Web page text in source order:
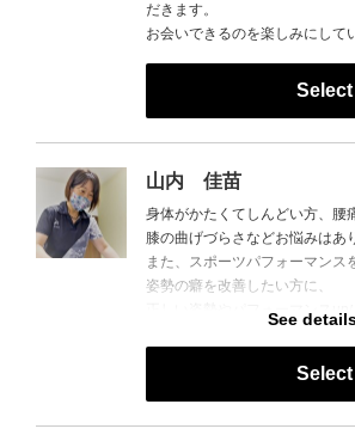
だきます。
お会いできるのを楽しみにして
Select
山内 佳苗
身体がかたくてしんどい方、腰
膝の曲げづらさなどお悩みはあ
また、スポーツパフォーマンス
姿勢の癖を改善したい方に、
正しい姿勢やパフォーマンスup
私自身もテニスをしており、年
スポーツパフォーマンスは上げ
す。
See
Select